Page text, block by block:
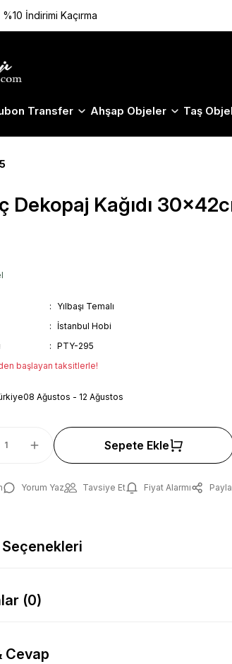
İndirimi Kaçırma
Transfer Ahşap Objeler Taş
Dekopaj Kağıdı
Yılbaşı Temalı
İstanbul Hobi
PTY-295
başlayan taksitlerle!
08 Ağustos - 12 Ağustos
Sepete Ekle
Yorum Yaz Tavsiye Et Fiyat Alarmı
(0)
Cevap